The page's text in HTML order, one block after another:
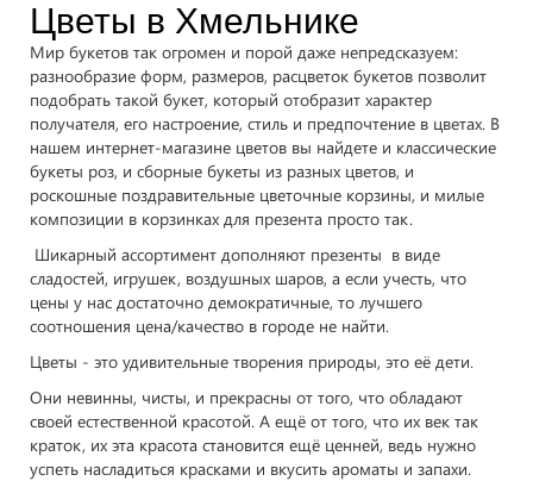
Цветы в Хмельнике
Мир букетов так огромен и порой даже непредсказуем:
разнообразие форм, размеров, расцветок букетов позволит
подобрать такой букет, который отобразит характер
получателя, его настроение, стиль и предпочтение в цветах. В
нашем интернет-магазине цветов вы найдете и классические
букеты роз, и сборные букеты из разных цветов, и
роскошные поздравительные цветочные корзины, и милые
композиции в корзинках для презента просто так.
Шикарный ассортимент дополняют презенты в виде
сладостей, игрушек, воздушных шаров, а если учесть, что
цены у нас достаточно демократичные, то лучшего
соотношения цена/качество в городе не найти.
Цветы - это удивительные творения природы, это её дети.
Они невинны, чисты, и прекрасны от того, что обладают
своей естественной красотой. А ещё от того, что их век так
краток, их эта красота становится ещё ценней, ведь нужно
успеть насладиться красками и вкусить ароматы и запахи.